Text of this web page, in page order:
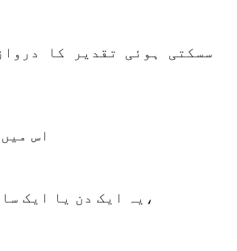
سسکتی ہوئی تقدیر کا
اس
یہ ایک دن یا ایک سال کی بات نہیں،